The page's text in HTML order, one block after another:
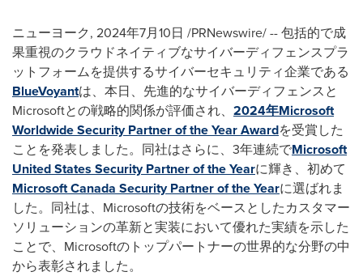
ニューヨーク, 2024年7月10日 /PRNewswire/ --包括的で成
果重視のクラウドネイティブなサイバーディフェンスプラ
ットフォームを提供するサイバーセキュリティ企業である
BlueVoyantは、本日、先進的なサイバーディフェンスと
Microsoftとの戦略的関係が評価され、 2024年Microsoft
Worldwide Security Partner of the Year Awardを受賞した
ことを発表しました。同社はさらに、 3年連続でMicrosoft
United States Security Partner of the Yearに輝き、初めて
Microsoft Canada Security Partner of the Yearに選ばれま
した。同社は、 Microsoftの技術をベースとしたカスタマー
ソリューションの革新と実装において優れた実績を示した
ことで、 Microsoftのトップパートナーの世界的な分野の中
から表彰されました。